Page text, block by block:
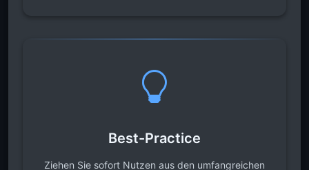
Best-Practice
Ziehen Sie sofort Nutzen aus den umfangreichen